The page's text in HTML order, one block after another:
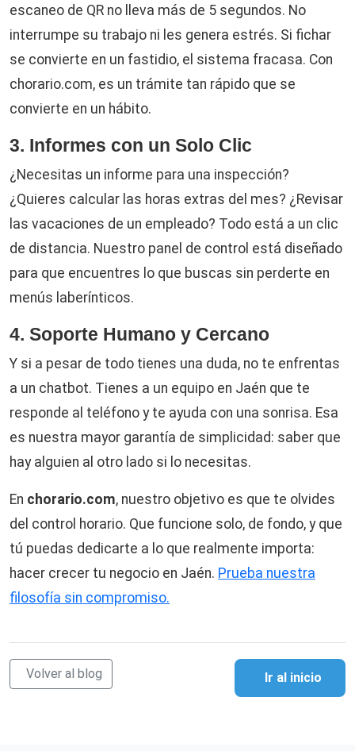
escaneo de QR no lleva más de 5 segundos. No
interrumpe su trabajo ni les genera estrés. Si fichar
se convierte en un fastidio, el sistema fracasa. Con
chorario.com, es un trámite tan rápido que se
convierte en un hábito.
3. Informes con un Solo Clic
¿Necesitas un informe para una inspección?
¿Quieres calcular las horas extras del mes? ¿Revisar
las vacaciones de un empleado? Todo está a un clic
de distancia. Nuestro panel de control está diseñado
para que encuentres lo que buscas sin perderte en
menús laberínticos.
4. Soporte Humano y Cercano
Y si a pesar de todo tienes una duda, no te enfrentas
a un chatbot. Tienes a un equipo en Jaén que te
responde al teléfono y te ayuda con una sonrisa. Esa
es nuestra mayor garantía de simplicidad: saber que
hay alguien al otro lado si lo necesitas.
En chorario.com, nuestro objetivo es que te olvides
del control horario. Que funcione solo, de fondo, y que
tú puedas dedicarte a lo que realmente importa:
hacer crecer tu negocio en Jaén. Prueba nuestra
filosofía sin compromiso.
Volver al blog Ir al inicio